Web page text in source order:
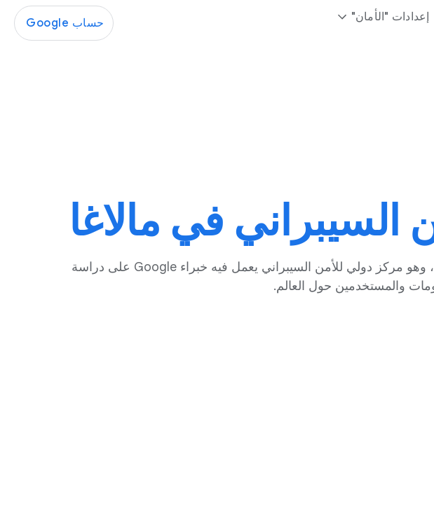
إعدادات "الأمان" حساب Google
السيبراني في مالاغا
في قلب الأندلس، يقع "مركز Google لتعزيز أمان مستخدمي الإنترنت" (GSEC) في مالاغا، وهو مركز دولي للأمن السيبراني يعمل فيه خبراء Google على دراسة
والمستخدمين حول العالم.